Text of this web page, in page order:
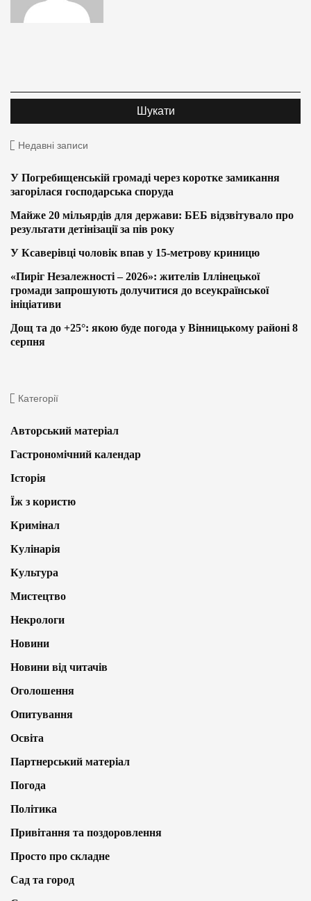
Недавні записи
У Погребищенській громаді через коротке замикання
загорілася господарська споруда
Майже 20 мільярдів для держави: БЕБ відзвітувало про
результати детінізації за пів року
У Ксаверівці чоловік впав у 15-метрову криницю
«Пиріг Незалежності – 2026»: жителів Іллінецької
громади запрошують долучитися до всеукраїнської
ініціативи
Дощ та до +25°: якою буде погода у Вінницькому районі 8
серпня
Категорії
Авторський матеріал
Гастрономічний календар
Історія
Їж з користю
Кримінал
Кулінарія
Культура
Мистецтво
Некрологи
Новини
Новини від читачів
Оголошення
Опитування
Освіта
Партнерський матеріал
Погода
Політика
Привітання та поздоровлення
Просто про складне
Сад та город